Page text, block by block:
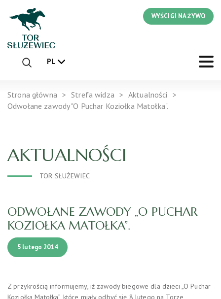
WYŚCIGI NA ŻYWO
PL
Strona główna Strefa widza
Aktualności
Odwołane zawody "O Puchar Koziołka Matołka".
AKTUALNOŚCI
TOR SŁUŻEWIEC
ODWOŁANE ZAWODY „O PUCHAR
KOZIOŁKA MATOŁKA”.
5 lutego 2014
Z przykrością informujemy, iż zawody biegowe dla dzieci „O Puchar
Koziołka Matołka”, które miały odbyć się 8 lutego na Torze